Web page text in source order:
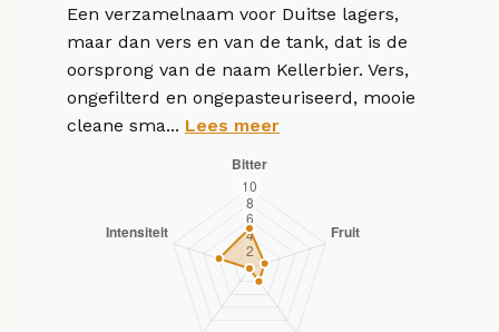
Een verzamelnaam voor Duitse lagers,
maar dan vers en van de tank, dat is de
oorsprong van de naam Kellerbier. Vers,
ongefilterd en ongepasteuriseerd, mooie
cleane sma... Lees meer